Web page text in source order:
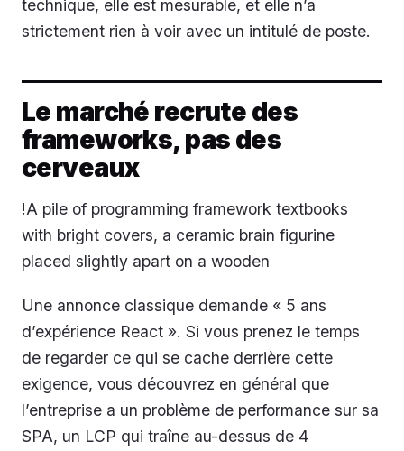
technique, elle est mesurable, et elle n’a
strictement rien à voir avec un intitulé de poste.
Le marché recrute des
frameworks, pas des
cerveaux
!A pile of programming framework textbooks
with bright covers, a ceramic brain figurine
placed slightly apart on a wooden
Une annonce classique demande « 5 ans
d’expérience React ». Si vous prenez le temps
de regarder ce qui se cache derrière cette
exigence, vous découvrez en général que
l’entreprise a un problème de performance sur sa
SPA, un LCP qui traîne au-dessus de 4